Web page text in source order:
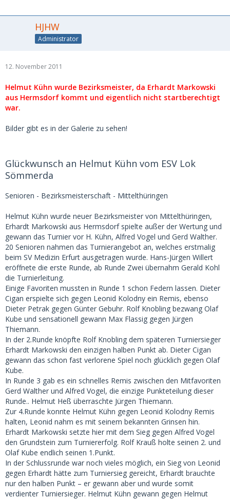
HJHW
Administrator
12. November 2011
Helmut Kühn wurde Bezirksmeister, da Erhardt Markowski
aus Hermsdorf kommt und eigentlich nicht startberechtigt
war.
Bilder gibt es in der Galerie zu sehen!
Glückwunsch an Helmut Kühn vom ESV Lok
Sömmerda
Senioren - Bezirksmeisterschaft - Mittelthüringen
Helmut Kühn wurde neuer Bezirksmeister von Mittelthüringen,
Erhardt Markowski aus Hermsdorf spielte außer der Wertung und
gewann das Turnier vor H. Kühn, Alfred Vogel und Gerd Walther.
20 Senioren nahmen das Turnierangebot an, welches erstmalig
beim SV Medizin Erfurt ausgetragen wurde. Hans-Jürgen Willert
eröffnete die erste Runde, ab Runde Zwei übernahm Gerald Kohl
die Turnierleitung.
Einige Favoriten mussten in Runde 1 schon Federn lassen. Dieter
Cigan erspielte sich gegen Leonid Kolodny ein Remis, ebenso
Dieter Petrak gegen Günter Gebuhr. Rolf Knobling bezwang Olaf
Kube und sensationell gewann Max Flassig gegen Jürgen
Thiemann.
In der 2.Runde knöpfte Rolf Knobling dem späteren Turniersieger
Erhardt Markowski den einzigen halben Punkt ab. Dieter Cigan
gewann das schon fast verlorene Spiel noch glücklich gegen Olaf
Kube.
In Runde 3 gab es ein schnelles Remis zwischen den Mitfavoriten
Gerd Walther und Alfred Vogel, die einzige Punkteteilung dieser
Runde.. Helmut Heß überraschte Jürgen Thiemann.
Zur 4.Runde konnte Helmut Kühn gegen Leonid Kolodny Remis
halten, Leonid nahm es mit seinem bekannten Grinsen hin.
Erhardt Markowski setzte hier mit dem Sieg gegen Alfred Vogel
den Grundstein zum Turniererfolg. Rolf Krauß holte seinen 2. und
Olaf Kube endlich seinen 1.Punkt.
In der Schlussrunde war noch vieles möglich, ein Sieg von Leonid
gegen Erhardt hätte zum Turniersieg gereicht, Erhardt brauchte
nur den halben Punkt – er gewann aber und wurde somit
verdienter Turniersieger. Helmut Kühn gewann gegen Helmut